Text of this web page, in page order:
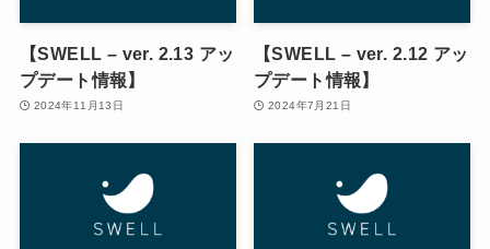
【SWELL – ver. 2.13 アッ
プデート情報】
2024年11月13日
【SWELL – ver. 2.12 アッ
プデート情報】
2024年7月21日